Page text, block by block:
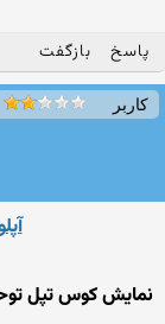
پاسخ بازگفت
کاربر
نمایش کوس تپل